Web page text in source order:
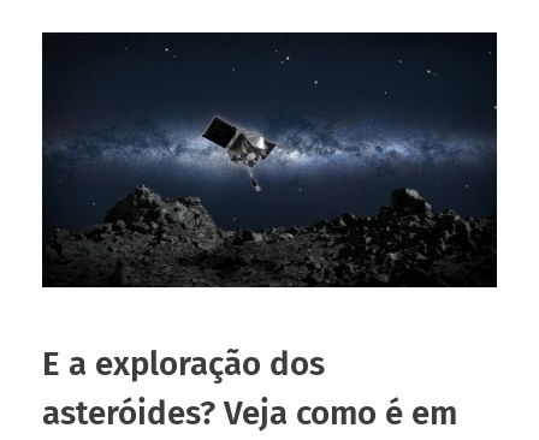
E a exploração dos
asteróides? Veja como é em